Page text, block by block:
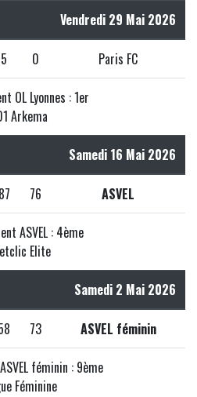
Vendredi 29 Mai 2026
5 0 Paris FC
OL Lyonnes : 1er
Arkema
Samedi 16 Mai 2026
87 76 ASVEL
ASVEL : 4ème
Elite
Samedi 2 Mai 2026
73 ASVEL féminin
féminin : 9ème
Féminine